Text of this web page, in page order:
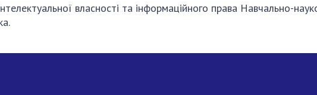
власності та інформаційного права Навчально-